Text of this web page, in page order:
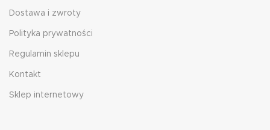
Dostawa i zwroty
Polityka prywatności
Regulamin sklepu
Kontakt
Sklep internetowy